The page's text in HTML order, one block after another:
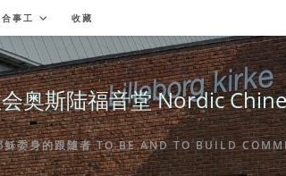
事工 收藏
奥斯陆福音堂 Nordic
穌委身的跟隨者 TO BE AND TO BUILD